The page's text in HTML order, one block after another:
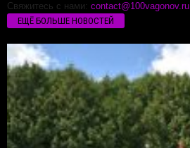
Свяжитесь с нами: contact@100vagonov.ru
ЕЩЁ БОЛЬШЕ НОВОСТЕЙ